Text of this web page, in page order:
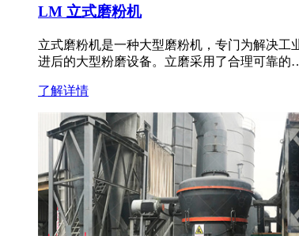
LM 立式磨粉机
立式磨粉机是一种大型磨粉机，专门为解决
进后的大型粉磨设备。立磨采用了合理可靠的
了解详情